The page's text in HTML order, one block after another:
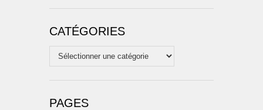
CATÉGORIES
Catégories
PAGES